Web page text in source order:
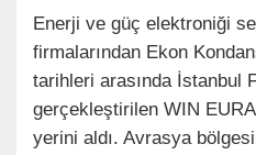
Enerji ve güç elektroniği
firmalarından Ekon
tarihleri arasında İstanbul
gerçekleştirilen WIN
yerini aldı. Avrasya